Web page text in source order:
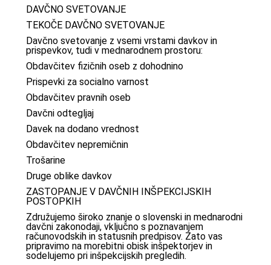
DAVČNO SVETOVANJE
TEKOČE DAVČNO SVETOVANJE
Davčno svetovanje z vsemi vrstami davkov in
prispevkov, tudi v mednarodnem prostoru:
Obdavčitev fizičnih oseb z dohodnino
Prispevki za socialno varnost
Obdavčitev pravnih oseb
Davčni odtegljaj
Davek na dodano vrednost
Obdavčitev nepremičnin
Trošarine
Druge oblike davkov
ZASTOPANJE V DAVČNIH INŠPEKCIJSKIH
POSTOPKIH
Združujemo široko znanje o slovenski in mednarodni
davčni zakonodaji, vključno s poznavanjem
računovodskih in statusnih predpisov. Zato vas
pripravimo na morebitni obisk inšpektorjev in
sodelujemo pri inšpekcijskih pregledih.